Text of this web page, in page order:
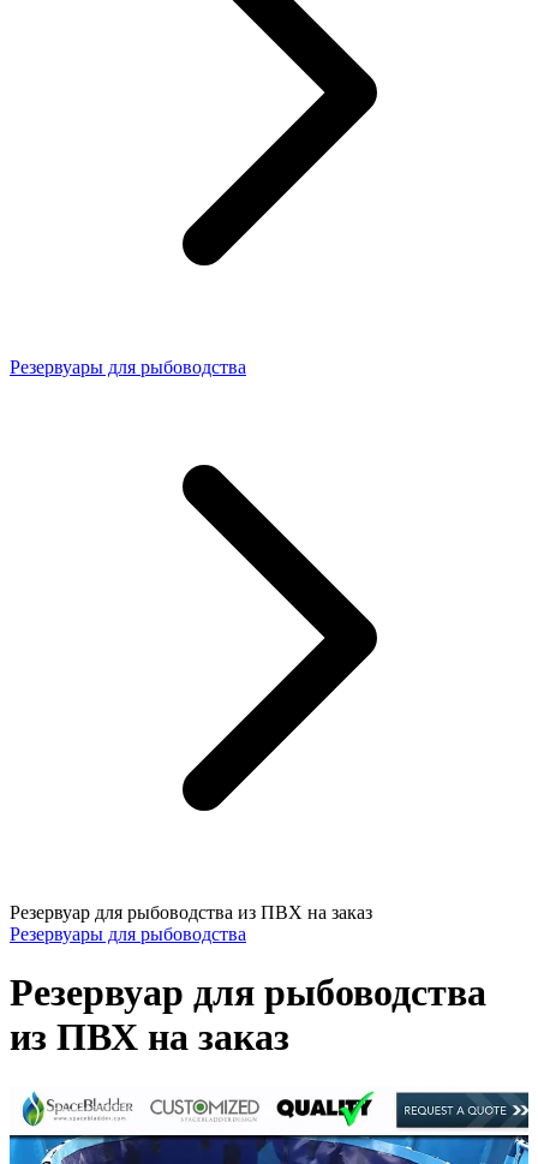
Резервуары для рыбоводства
Резервуар для рыбоводства из ПВХ на заказ
Резервуары для рыбоводства
Резервуар для рыбоводства
из ПВХ на заказ